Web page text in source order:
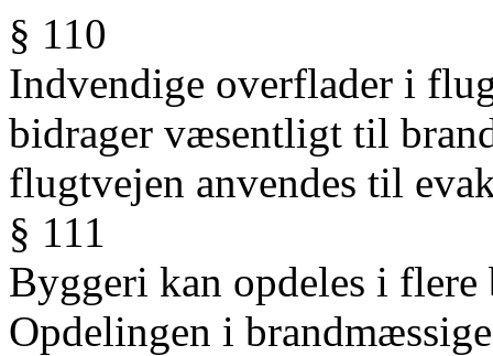
§ 110
Indvendige overflader i
bidrager væsentligt til
flugtvejen anvendes til
§ 111
Byggeri kan opdeles i flere
Opdelingen i